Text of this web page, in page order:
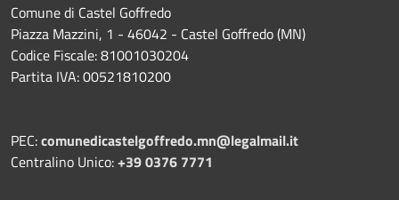
Comune di Castel Goffredo
Piazza Mazzini, 1 - 46042 - Castel Goffredo (MN)
Codice Fiscale: 81001030204
Partita IVA: 00521810200
PEC:comunedicastelgoffredo.mn@legalmail.it
Centralino Unico:+39 0376 7771